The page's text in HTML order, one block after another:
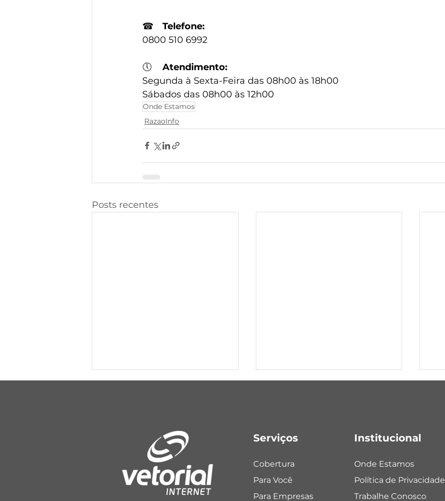
☎
Telefone:
0800 510 6992
🕔
Atendimento:
Segunda à Sexta-Feira das 08h00 às 18h00
Sábados das 08h00 às 12h00
Onde Estamos
RazaoInfo
Posts recentes
Vista Gaúcha
Tenente Portela
Serviços
Cobertura
Para Você
Para Empresas
Institucional
Onde Estamos
Política de Privacidade
Trabalhe Conosco